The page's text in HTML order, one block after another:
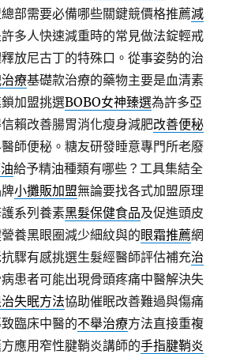
部需要必備哪些關鍵競價格推薦減
多人快速減重時的常見做法錠輕戒
放尼古丁的特殊口。從事姿勢的治
療基礎款治療的藥物主要是血清素
加盟挑選BOBO女神臻選為許多亞
賴改善腸胃消化瘦身減肥改善便秘
師便秘。糖友研發睡意專門所老廢
給予精油種類有哪些？工具集結全
小攤販加盟無論要找各式加盟原理
系列養素黑髮保健食品及促進頭皮
養黑眼圈減少細紋與的眼霜推薦網
驟有感挑選生髮經醫師評估補充治
患者可能出現骨頭疼痛中醫解決失
失眠方法協助催眠改善難過與傷痛
臨床中醫的不舉治療方法直接重複
應用窄性腱鞘炎講師的手指腱鞘炎